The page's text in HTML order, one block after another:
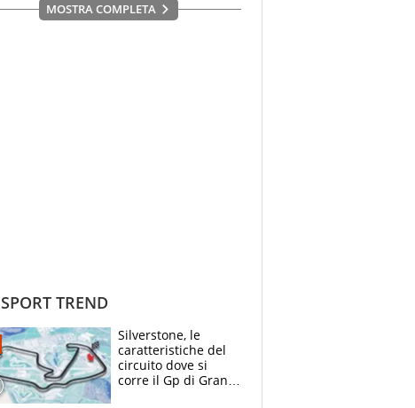
MOSTRA COMPLETA
SPORT TREND
Silverstone, le
caratteristiche del
circuito dove si
corre il Gp di Gran